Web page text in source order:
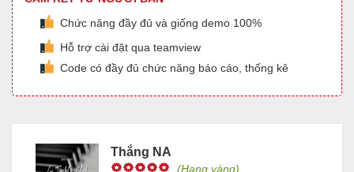
Chức năng đầy đủ và giống demo 100%
Hỗ trợ cài đặt qua teamview
Code có đầy đủ chức năng báo cáo, thống kê
Thắng NA
(Hạng vàng)